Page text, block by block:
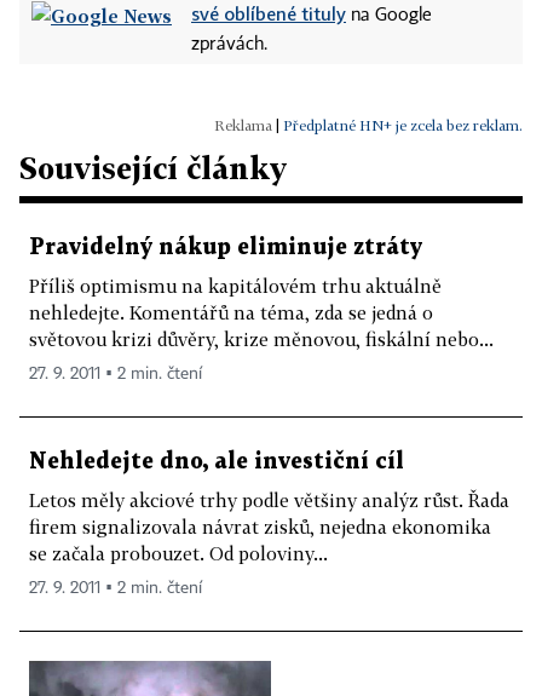
své oblíbené tituly na Google
zprávách.
Předplatné HN+ je zcela bez reklam.
Související články
Pravidelný nákup eliminuje ztráty
Příliš optimismu na kapitálovém trhu aktuálně
nehledejte. Komentářů na téma, zda se jedná o
světovou krizi důvěry, krize měnovou, fiskální nebo...
27. 9. 2011 ▪ 2 min. čtení
Nehledejte dno, ale investiční cíl
Letos měly akciové trhy podle většiny analýz růst. Řada
firem signalizovala návrat zisků, nejedna ekonomika
se začala probouzet. Od poloviny...
27. 9. 2011 ▪ 2 min. čtení